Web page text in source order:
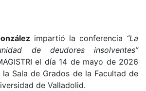
impartió la conferencia “La
de deudores insolventes”
el día 14 de mayo de 2026
Sala de Grados de la Facultad de
de Valladolid.